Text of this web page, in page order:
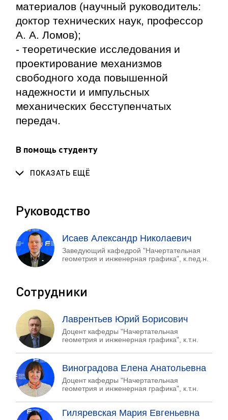
материалов (научный руководитель:
доктор технических наук, профессор
А. А. Ломов);
- теоретические исследования и
проектирование механизмов
свободного хода повышенной
надежности и импульсных
механических бесступенчатых
передач.
В помощь студенту
ПОКАЗАТЬ ЕЩЁ
Руководство
Исаев Александр Николаевич
Заведующий кафедрой "Начертательная
геометрия и инженерная графика", к.пед.н.
Сотрудники
Лаврентьев Юрий Борисович
Доцент кафедры "Начертательная
геометрия и инженерная графика", к.т.н.
Виноградова Елена Анатольевна
Доцент кафедры "Начертательная
геометрия и инженерная графика", к.т.н.
Гиляревская Мария Евгеньевна